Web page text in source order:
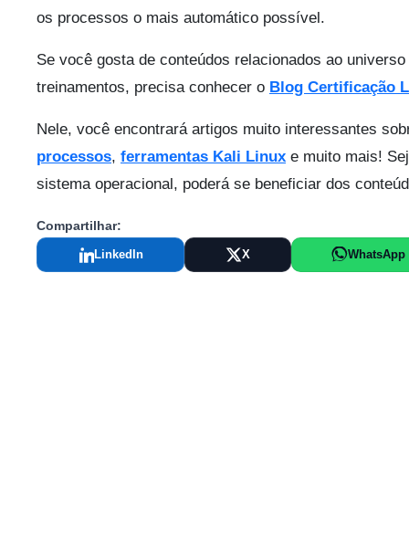
os processos o mais automático possível.
Se você gosta de conteúdos relacionados ao
treinamentos, precisa conhecer o Blog Certificação
Nele, você encontrará artigos muito interessantes
processos, ferramentas Kali Linux e muito mais!
sistema operacional, poderá se beneficiar dos
Compartilhar:
LinkedIn X WhatsApp